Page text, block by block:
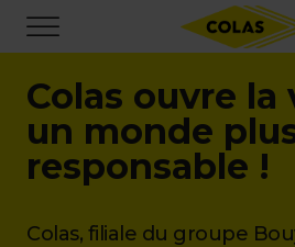
contenu
principal
Colas ouvre la
un monde
responsable !
Colas, filiale du groupe